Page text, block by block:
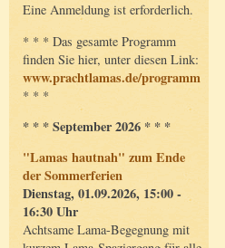
Eine Anmeldung ist erforderlich.
* * * Das gesamte Programm
finden Sie hier, unter diesen Link:
www.prachtlamas.de/programm
* * *
* * * September 2026 * * *
"Lamas hautnah" zum Ende
der Sommerferien
Dienstag, 01.09.2026, 15:00 -
16:30 Uhr
Achtsame Lama-Begegnung mit